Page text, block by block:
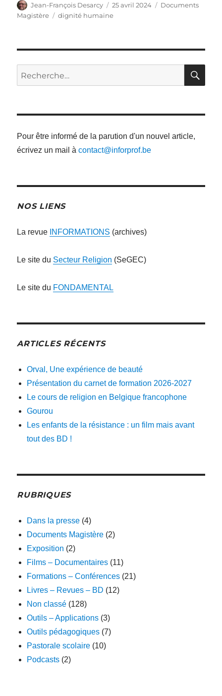
Auteur
Jean-François Desarcy
Publié
le
25 avril 2024 Catégories
Documents
Magistère
Étiquettes
dignité humaine
Recherche
pour
Pour être informé de la parution d'un nouvel article,
écrivez un mail àcontact@inforprof.be
NOS LIENS
La revue INFORMATIONS (archives)
Le site du Secteur Religion (SeGEC)
Le site du FONDAMENTAL
ARTICLES RÉCENTS
Orval, Une expérience de beauté
Présentation du carnet de formation 2026-2027
Le cours de religion en Belgique francophone
Gourou
Les enfants de la résistance : un film mais avant
tout des BD !
RUBRIQUES
Dans la presse (4)
Documents Magistère (2)
Exposition (2)
Films – Documentaires (11)
Formations – Conférences (21)
Livres – Revues – BD (12)
Non classé (128)
Outils – Applications (3)
Outils pédagogiques (7)
Pastorale scolaire (10)
Podcasts (2)